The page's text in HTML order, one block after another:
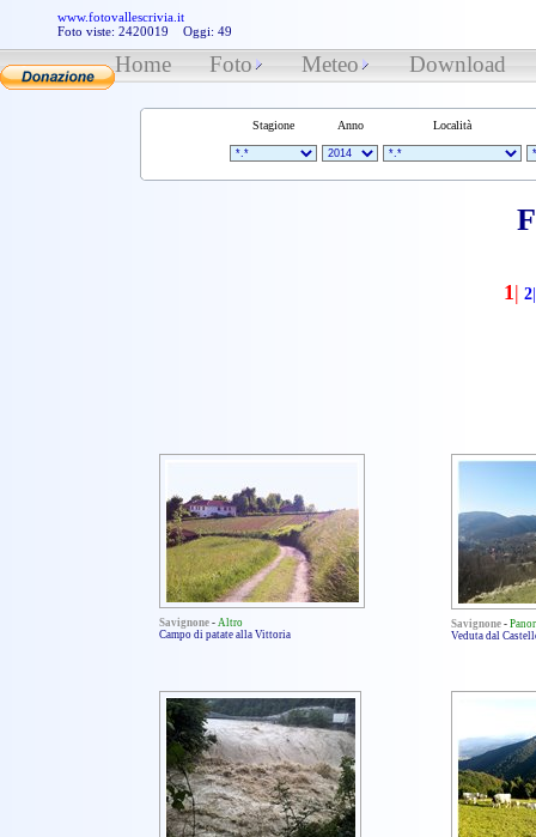
www.fotovallescrivia.it
Foto viste: 2420019 Oggi: 49
Home Foto Meteo Download
Stagione Anno Località
1| 2|
Savignone - Altro
Campo di patate alla Vittoria
Savignone -
Veduta dal